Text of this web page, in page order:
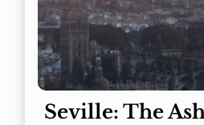
Seville: The